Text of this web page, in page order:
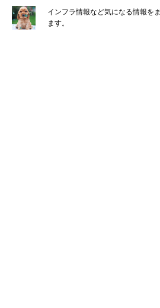
インフラ情報など気になる情報を
ます。